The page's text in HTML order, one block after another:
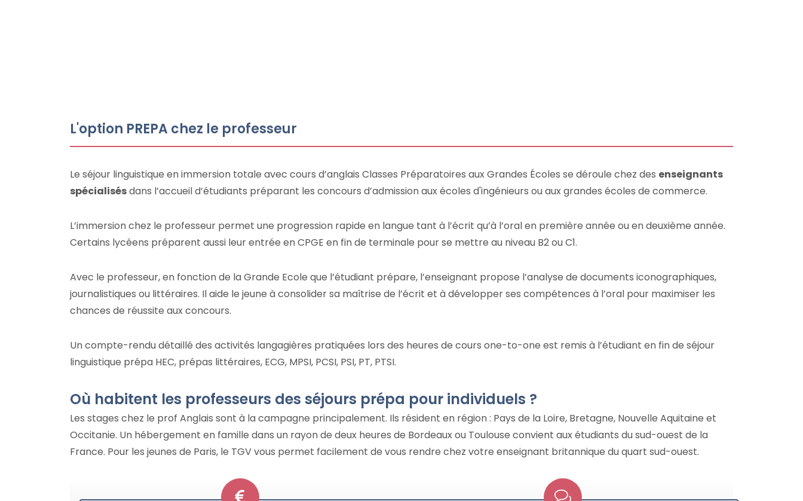
L'option PREPA chez le professeur
Le séjour linguistique en immersion totale avec cours d’anglais Classes Préparatoires aux Grandes Écoles se déroule chez des enseignants
spécialisésdans l’accueil d’étudiants préparant les concours d’admission aux écoles d'ingénieurs ou aux grandes écoles de commerce.
L’immersion chez le professeur permet une progression rapide en langue tant à l’écrit qu’à l’oral en première année ou en deuxième année.
Certains lycéens préparent aussi leur entrée en CPGE en fin de terminale pour se mettre au niveau B2 ou C1.
Avec le professeur, en fonction de la Grande Ecole que l’étudiant prépare, l’enseignant propose l’analyse de documents iconographiques,
journalistiques ou littéraires. Il aide le jeune à consolider sa maîtrise de l’écrit et à développer ses compétences à l’oral pour maximiser les
chances de réussite aux concours.
Un compte-rendu détaillé des activités langagières pratiquées lors des heures de cours one-to-one est remis à l’étudiant en fin de séjour
linguistique prépa HEC, prépas littéraires, ECG, MPSI, PCSI, PSI, PT, PTSI.
Où habitent les professeurs des séjours prépa pour individuels ?
Les stages chez le prof Anglais sont à la campagne principalement. Ils résident en région : Pays de la Loire, Bretagne, Nouvelle Aquitaine et
Occitanie. Un hébergement en famille dans un rayon de deux heures de Bordeaux ou Toulouse convient aux étudiants du sud-ouest de la
France. Pour les jeunes de Paris, le TGV vous permet facilement de vous rendre chez votre enseignant britannique du quart sud-ouest.